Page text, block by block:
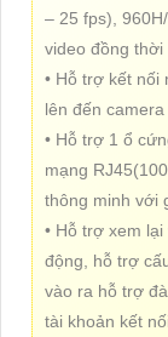
– 25 fps),
video đồng thời
• Hỗ trợ kết nối
lên đến
• Hỗ trợ 1 ổ
mạng
thông minh với
• Hỗ trợ xem
động, hỗ trợ
vào ra hỗ trợ
tài khoản kết